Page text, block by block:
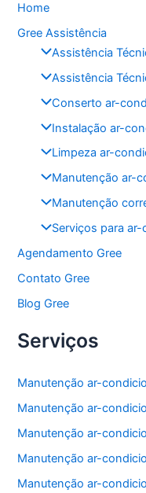
c
e
b
o
o
k
itt
er s
A
p
p
l
Home
Gree Assistência
Assistência
Assistência
Conserto ar-
Instalação ar-
Limpeza ar-
Manutenção ar-
Manutenção
Serviços para
Agendamento Gree
Contato Gree
Blog Gree
Serviços
Manutenção ar-
Manutenção ar-
Manutenção ar-
Manutenção ar-
Manutenção ar-